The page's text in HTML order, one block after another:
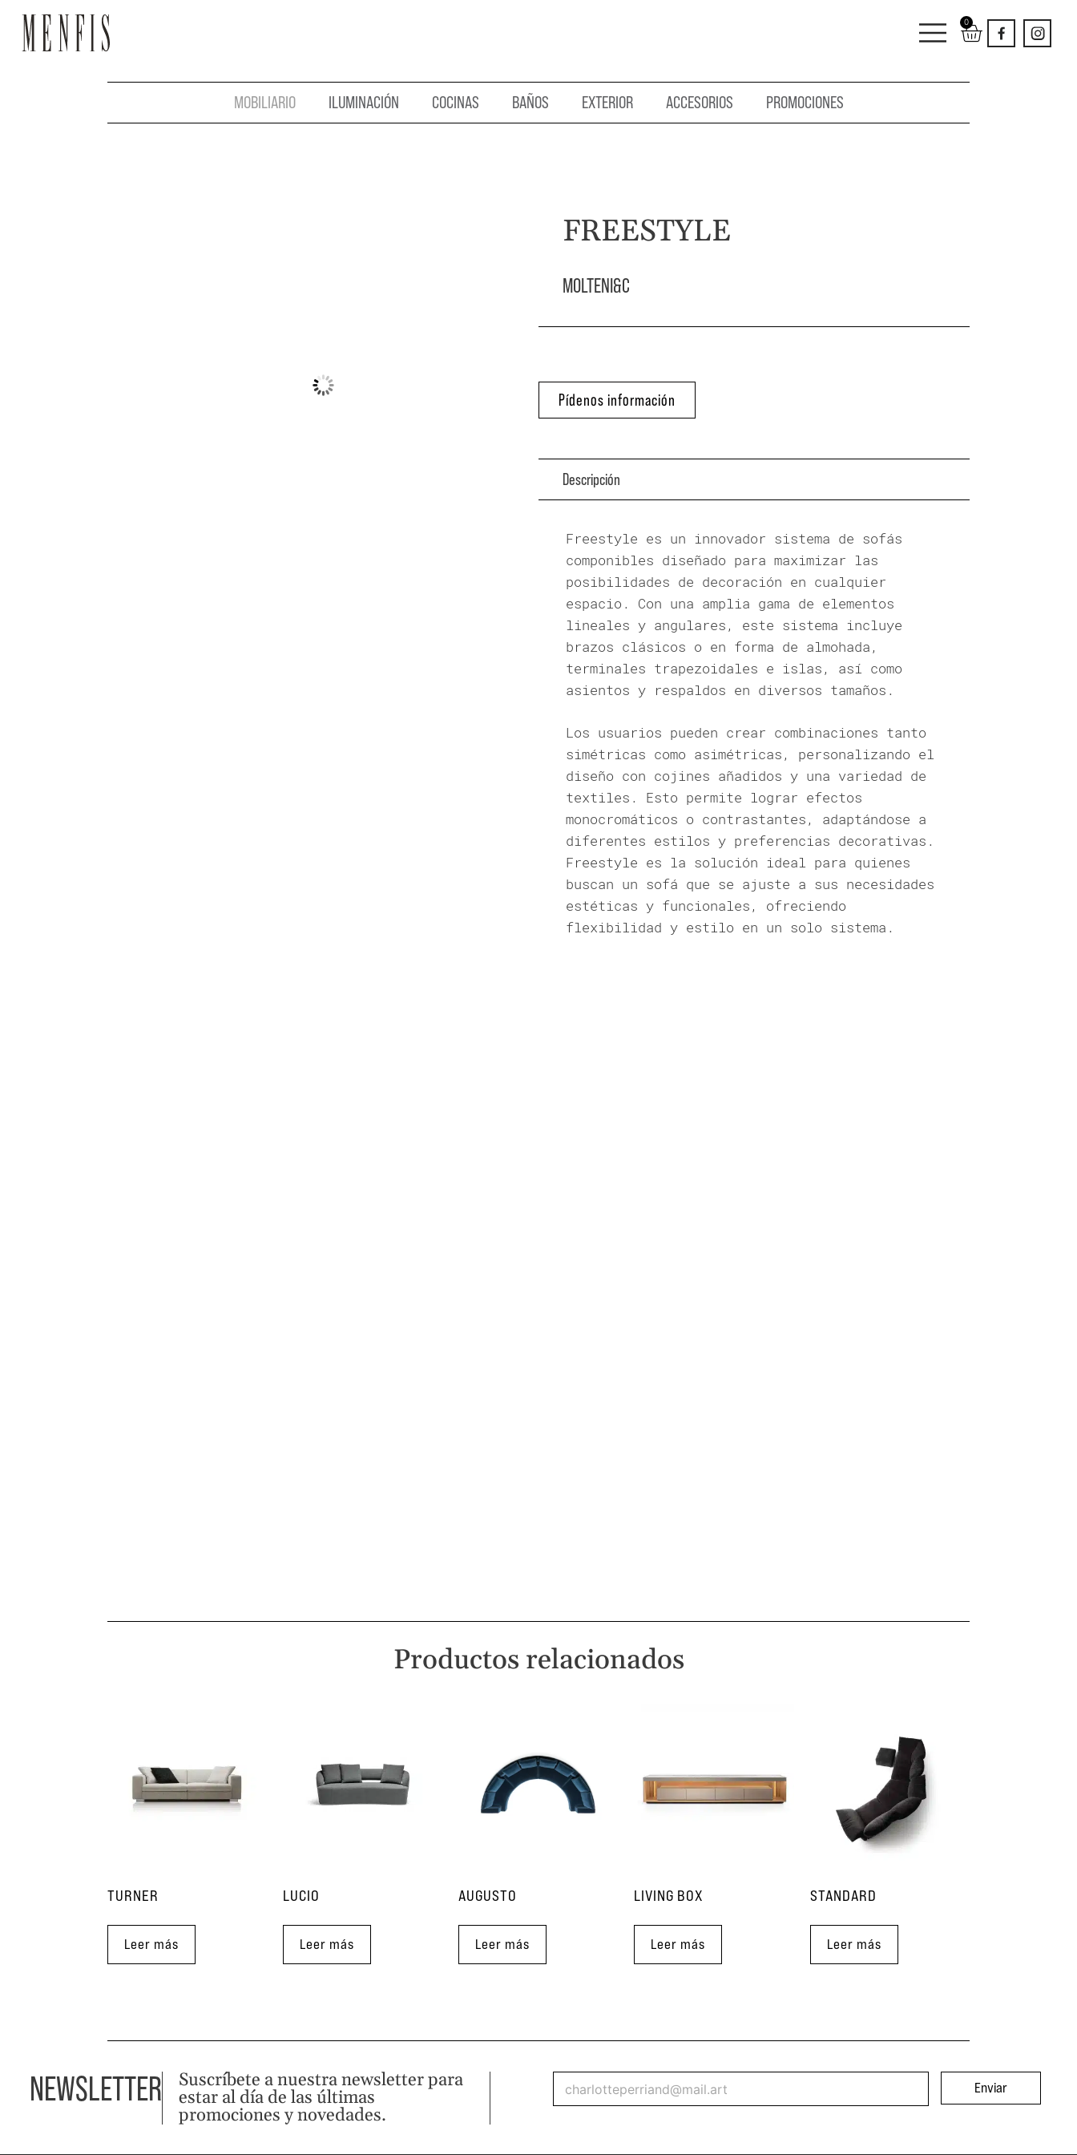
0
MOBILIARIO ILUMINACIÓN COCINAS BAÑOS EXTERIOR ACCESORIOS PROMOCIONES
FREESTYLE
MOLTENI&C
Pídenos información
Descripción
Freestyle es un innovador sistema de sofás
componibles diseñado para maximizar las
posibilidades de decoración en cualquier
espacio. Con una amplia gama de elementos
lineales y angulares, este sistema incluye
brazos clásicos o en forma de almohada,
terminales trapezoidales e islas, así como
asientos y respaldos en diversos tamaños.
Los usuarios pueden crear combinaciones tanto
simétricas como asimétricas, personalizando el
diseño con cojines añadidos y una variedad de
textiles. Esto permite lograr efectos
monocromáticos o contrastantes, adaptándose a
diferentes estilos y preferencias decorativas.
Freestyle es la solución ideal para quienes
buscan un sofá que se ajuste a sus necesidades
estéticas y funcionales, ofreciendo
flexibilidad y estilo en un solo sistema.
Productos relacionados
TURNER
Leer más
LUCIO
Leer más
AUGUSTO
Leer más
LIVING BOX
Leer más
STANDARD
Leer más
NEWSLETTER Suscríbete a nuestra newsletter para
estar al día de las últimas
promociones y novedades.
Enviar